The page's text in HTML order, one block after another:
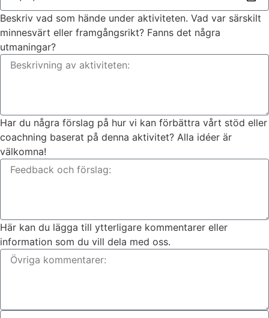
Beskriv vad som hände under aktiviteten. Vad var särskilt
minnesvärt eller framgångsrikt? Fanns det några
utmaningar?
Har du några förslag på hur vi kan förbättra vårt stöd eller
coachning baserat på denna aktivitet? Alla idéer är
välkomna!
Här kan du lägga till ytterligare kommentarer eller
information som du vill dela med oss.